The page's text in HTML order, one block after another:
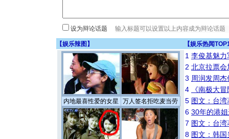
设为辩论话题
【娱乐辣图 】 【娱乐热闻
内地最喜性爱的女星 万人签名拒吃麦当劳
1 李俊基魅力
2 北京拉票
3 周润发周
4
《南极大
5 图文：台
6 30年的港
7 图文：台
8 图文：韩